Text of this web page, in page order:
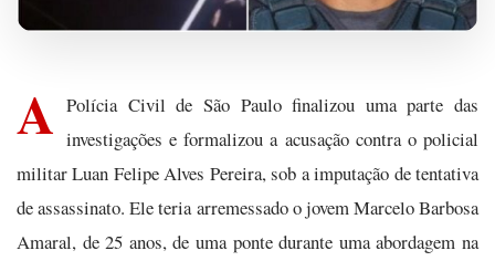
A Polícia Civil de São Paulo finalizou uma parte das
investigações e formalizou a acusação contra o policial
militar Luan Felipe Alves Pereira, sob a imputação de tentativa
de assassinato. Ele teria arremessado o jovem Marcelo Barbosa
Amaral, de 25 anos, de uma ponte durante uma abordagem na